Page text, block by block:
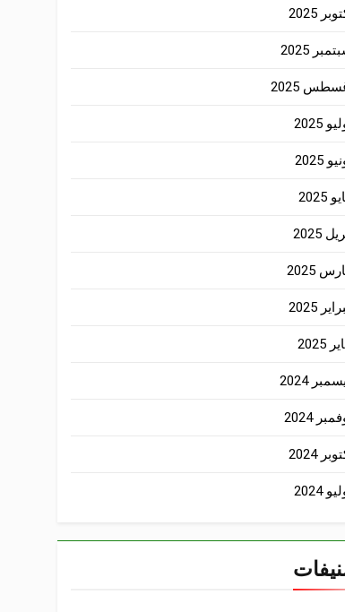
2025
2025
2025
2025
2025
2025
2025
2025
2025
2025
2024
2024
2024
2024